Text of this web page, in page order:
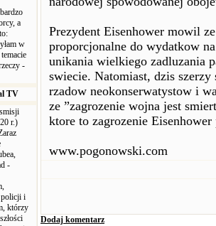
a
w
-
TV
r.)
-
policji i
którzy
Prezydent Eisenhower mowil
proporcjonalne do wydatkow
unikania wielkiego zadluzania
swiecie. Natomiast, dzis
rzadow neokonserwatystow i
ze ”zagrozenie wojna jest
ktore to zagrozenie
www.pogonowski.com
Dodaj komentarz